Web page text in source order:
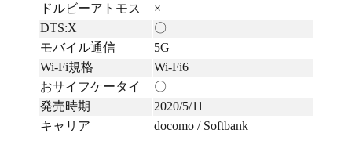
ドルビーアトモス
×
DTS:X
〇
モバイル通信
5G
Wi-Fi規格
Wi-Fi6
おサイフケータイ
〇
発売時期
2020/5/11
キャリア
docomo / Softbank